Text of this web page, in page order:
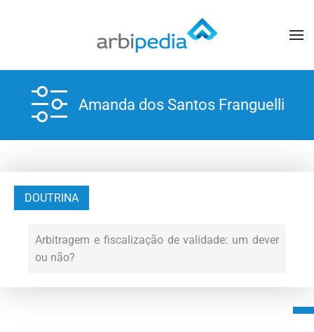
Amanda dos Santos Franguelli
DOUTRINA
Arbitragem e fiscalização de validade: um dever
ou não?